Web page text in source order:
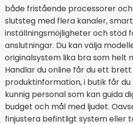
både fristående processorer
slutsteg med flera kanaler,
inställningsmöjligheter och stöd
anslutningar. Du kan välja
originalsystem lika bra som helt
Handlar du online får du ett
produktinformation, i butik får
kunnig personal som kan guida
budget och mål med ljudet.
finjustera befintligt system eller